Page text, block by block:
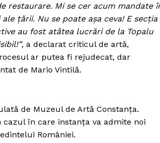
restaurare. Mi se cer acum mandate
ţării. Nu se poate aşa ceva! E secţia
au fost atâtea lucrări de la Topalu
, a declarat criticul de artă,
ar putea fi rejudecat, dar
de Mario Vintilă.
de Muzeul de Artă Constanţa.
cazul în care instanţa va admite noi
României.